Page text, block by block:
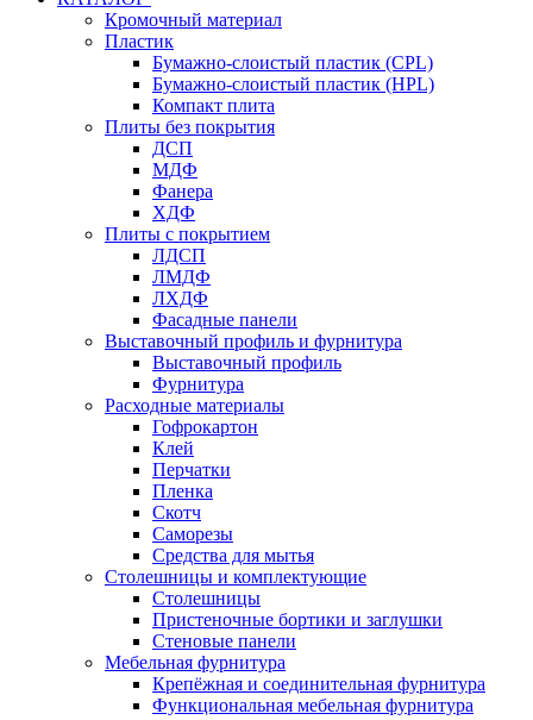
Кромочный материал
Пластик
Бумажно-слоистый пластик (CPL)
Бумажно-слоистый пластик (HPL)
Компакт плита
Плиты без покрытия
ДСП
МДФ
Фанера
ХДФ
Плиты с покрытием
ЛДСП
ЛМДФ
ЛХДФ
Фасадные панели
Выставочный профиль и фурнитура
Выставочный профиль
Фурнитура
Расходные материалы
Гофрокартон
Клей
Перчатки
Пленка
Скотч
Саморезы
Средства для мытья
Столешницы и комплектующие
Столешницы
Пристеночные бортики и заглушки
Стеновые панели
Мебельная фурнитура
Крепёжная и соединительная фурнитура
Функциональная мебельная фурнитура